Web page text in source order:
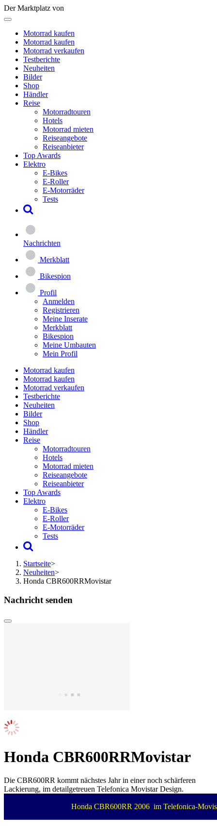
Der Marktplatz von
Motorrad kaufen
Motorrad kaufen
Motorrad verkaufen
Testberichte
Neuheiten
Bilder
Shop
Händler
Reise
Motorradtouren
Hotels
Motorrad mieten
Reiseangebote
Reiseanbieter
Top Awards
Elektro
E-Bikes
E-Roller
E-Motorräder
Tests
Nachrichten
Merkblatt
Bikespion
Profil
Anmelden
Registrieren
Meine Inserate
Merkblatt
Bikespion
Meine Umbauten
Mein Profil
Motorrad kaufen
Motorrad kaufen
Motorrad verkaufen
Testberichte
Neuheiten
Bilder
Shop
Händler
Reise
Motorradtouren
Hotels
Motorrad mieten
Reiseangebote
Reiseanbieter
Top Awards
Elektro
E-Bikes
E-Roller
E-Motorräder
Tests
Startseite>
Neuheiten>
Honda CBR600RRMovistar
Nachricht senden
Honda CBR600RRMovistar
Die CBR600RR kommt nächstes Jahr in einer noch schärferen
Lackierung, im detailgetreuen Telefonica Movistar Design.
Honda CBR600RR 2006 im Telefonica-